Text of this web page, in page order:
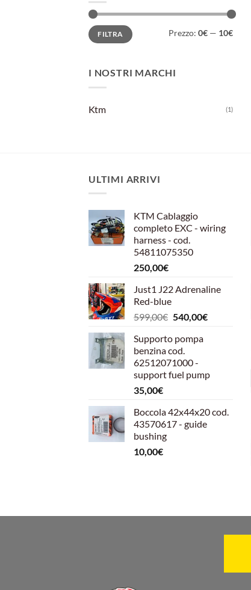
Prezzo
Min
Prezzo
MaxFILTRA Prezzo: 0€ — 10€
I NOSTRI MARCHI
Ktm (1)
ULTIMI ARRIVI
KTM Cablaggio
completo EXC - wiring
harness - cod.
54811075350
250,00€
Just1 J22 Adrenaline
Red-blue
599,00€ Il
originale
era:
599,00€.
540,00€Il
Supporto pompa
benzina cod.
62512071000 -
support fuel pump
35,00€
Boccola 42x44x20 cod.
43570617 - guide
bushing
10,00€